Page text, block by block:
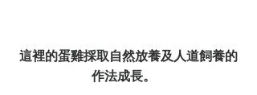
這裡的蛋雞採取自然放養及人道飼養的
作法成長。